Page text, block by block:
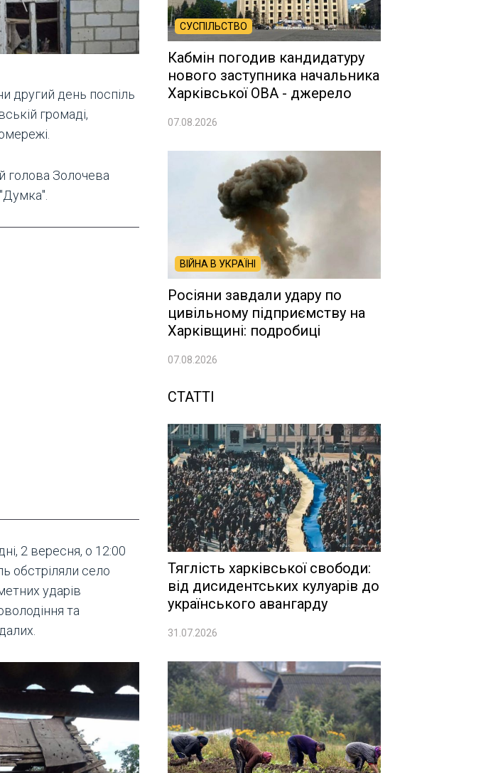
другий день поспіль
громаді,
голова Золочева
2 вересня, о 12:00
обстріляли село
ударів
та
СУСПІЛЬСТВО
Кабмін погодив кандидатуру
нового заступника начальника
Харківської ОВА - джерело
07.08.2026
ВІЙНА В УКРАЇНІ
Росіяни завдали удару по
цивільному підприємству на
Харківщині: подробиці
07.08.2026
СТАТТІ
Тяглість харківської свободи:
від дисидентських кулуарів до
українського авангарду
31.07.2026